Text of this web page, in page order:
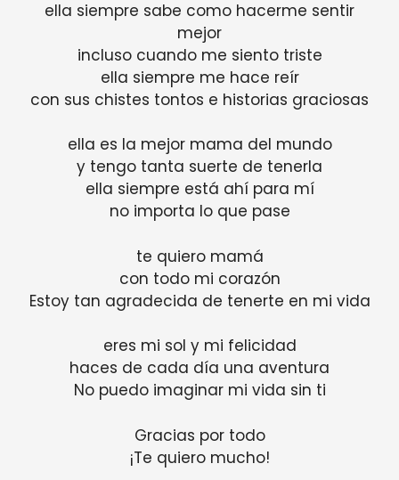
ella siempre sabe como hacerme sentir
mejor
incluso cuando me siento triste
ella siempre me hace reír
con sus chistes tontos e historias graciosas
ella es la mejor mama del mundo
y tengo tanta suerte de tenerla
ella siempre está ahí para mí
no importa lo que pase
te quiero mamá
con todo mi corazón
Estoy tan agradecida de tenerte en mi vida
eres mi sol y mi felicidad
haces de cada día una aventura
No puedo imaginar mi vida sin ti
Gracias por todo
¡Te quiero mucho!